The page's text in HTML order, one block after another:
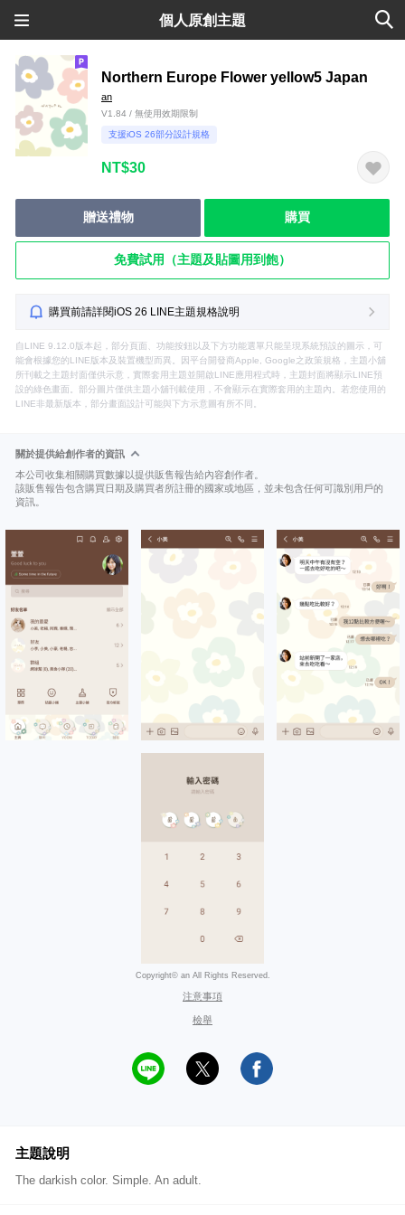
個人原創主題
Northern Europe Flower yellow5 Japan
an
V1.84 / 無使用效期限制
支援iOS 26部分設計規格
NT$30
贈送禮物 購買
免費試用（主題及貼圖用到飽）
購買前請詳閱iOS 26 LINE主題規格說明
自LINE 9.12.0版本起，部分頁面、功能按鈕以及下方功能選單只能呈現系統預設的圖示，可
能會根據您的LINE版本及裝置機型而異。因平台開發商Apple, Google之政策規格，主題小舖
所刊載之主題封面僅供示意，實際套用主題並開啟LINE應用程式時，主題封面將顯示LINE預
設的綠色畫面。部分圖片僅供主題小舖刊載使用，不會顯示在實際套用的主題內。若您使用的
LINE非最新版本，部分畫面設計可能與下方示意圖有所不同。
關於提供給創作者的資訊
本公司收集相關購買數據以提供販售報告給內容創作者。
該販售報告包含購買日期及購買者所註冊的國家或地區，並未包含任何可識別用戶的
資訊。
Copyright© an All Rights Reserved.
注意事項
檢舉
主題說明
The darkish color. Simple. An adult.